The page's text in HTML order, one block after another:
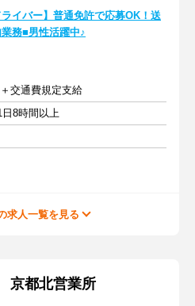
ライバー】普通免許で応募OK！送
務■男性活躍中♪
交通費規定支給
8時間以上
求人一覧を見る
京都北営業所